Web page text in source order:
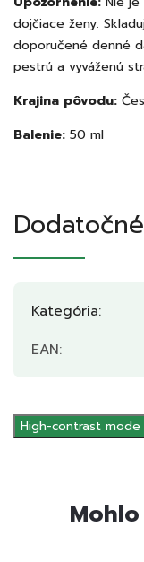
dojčiace ženy.
doporučené denné
pestrú a vyváženú
Krajina pôvodu:
Balenie: 50 ml
Kategória:
EAN:
High-contrast mode